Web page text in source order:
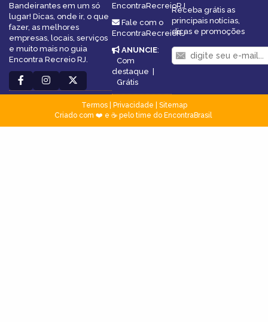
Bandeirantes em um só
lugar! Dicas, onde ir, o que
fazer, as melhores
empresas, locais, serviços
e muito mais no guia
Encontra Recreio RJ.
EncontraRecreioRJ
Fale com o
EncontraRecreioRJ
ANUNCIE:
Com
destaque |
Grátis
Receba grátis as
principais notícias,
dicas e promoções
Termos| Privacidade
Sitemap
Criado com ❤️ e ☕ pelo time do EncontraBrasil